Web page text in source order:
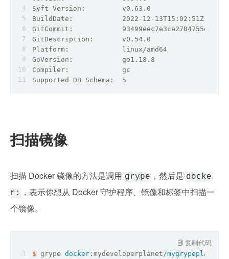
Syft Version:         v0.63.0
BuildDate:            2022-12-13T15:02:51Z
GitCommit:
GitDescription:       v0.54.0
Platform:             linux/amd64
GoVersion:            go1.18.8
Compiler:             gc
Supported DB Schema:  5
扫描镜像
扫描 Docker 镜像的方法是调用 grype ，然后是 docke
r:
，表示你想从 Docker 守护程序、镜像和标签中扫描一
个镜像。
$ grype docker: mydeveloperplanet/mygrypeplanet:
复制代码